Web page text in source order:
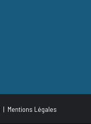
| Mentions Légales